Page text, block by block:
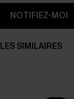
NOTIFIEZ-MOI
SIMILAIRES